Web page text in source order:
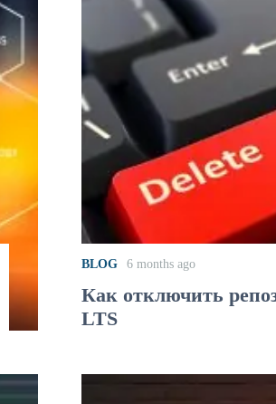
BLOG 6 months ago
Как отключить
LTS